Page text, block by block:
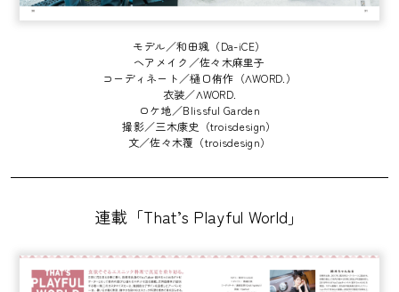
モデル／和田颯（Da-iCE）
ヘアメイク／佐々木麻里子
コーディネート／樋口侑作（ΛWORD.）
衣装／ΛWORD.
ロケ地／Blissful Garden
撮影／三木康史（troisdesign）
文／佐々木覆（troisdesign）
連載「That’s Playful World」